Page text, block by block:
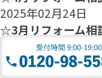
2025年02月24日
☆3月リフォーム
2025年01月27日
☆2月のリフォー